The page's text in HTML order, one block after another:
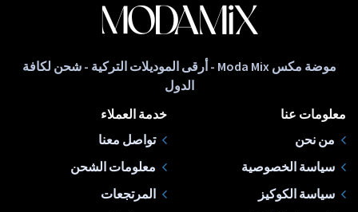
موضة مكس Moda Mix - أرقى الموديلات التركية - شحن لكافة
الدول
معلومات عنا
من نحن
سياسة الخصوصية
سياسة الكوكيز
خدمة العملاء
تواصل معنا
معلومات الشحن
المرتجعات